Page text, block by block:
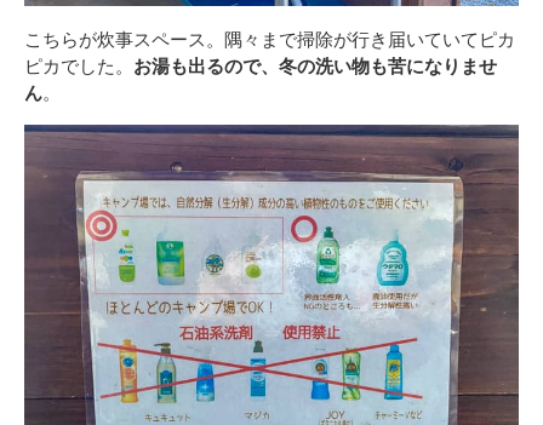
こちらが炊事スペース。隅々まで掃除が行き届いていてピカ
ピカでした。 お湯も出るので、冬の洗い物も苦になりませ
ん。